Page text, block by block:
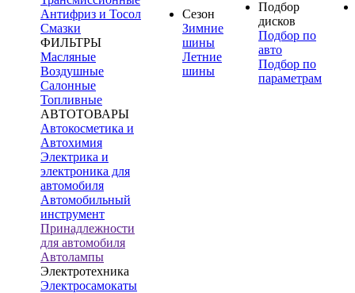
Антифриз и Тосол
Смазки
ФИЛЬТРЫ
Масляные
Воздушные
Салонные
Топливные
АВТОТОВАРЫ
Автокосметика и
Автохимия
Электрика и
электроника для
автомобиля
Автомобильный
инструмент
Принадлежности
для автомобиля
Автолампы
Электротехника
Электросамокаты
Сезон
Зимние
шины
Летние
шины
Подбор
дисков
Подбор по
авто
Подбор по
параметрам